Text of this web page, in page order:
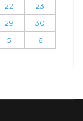
22
23
29
30
5 6